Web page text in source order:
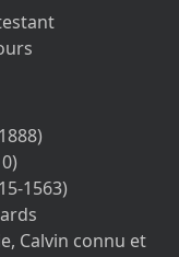
1563)
Calvin connu et